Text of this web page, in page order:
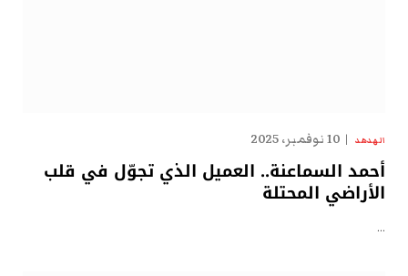
الهدهد 10 نوفمبر، 2025
أحمد السماعنة.. العميل الذي تجوّل في قلب
الأراضي المحتلة
…